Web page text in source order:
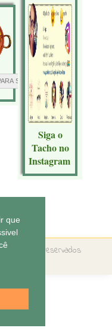
que
Siga o
Tacho no
Instagram
os direitos reservados